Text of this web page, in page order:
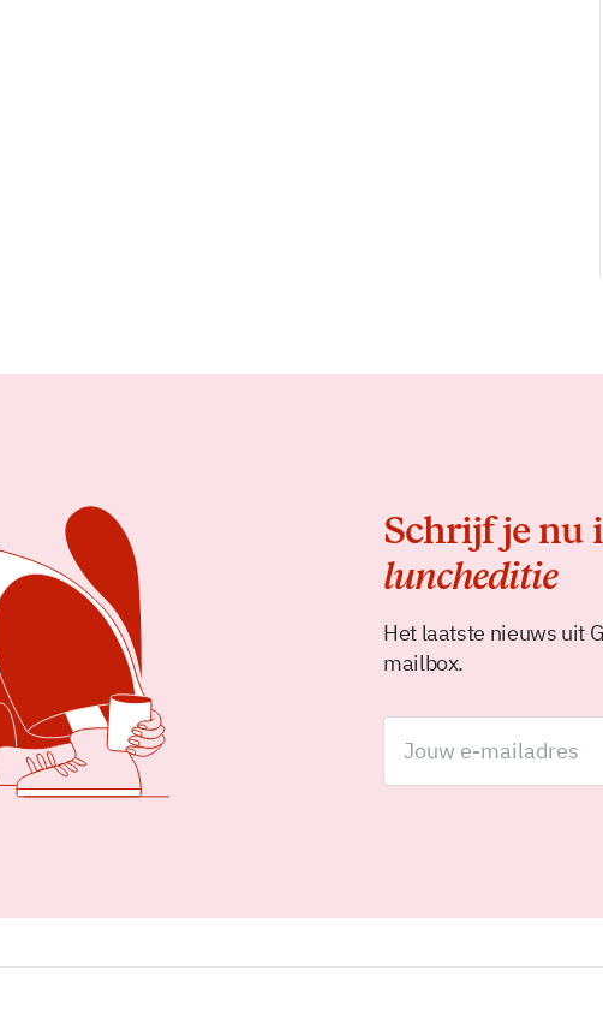
Schrijf je nu
luncheditie
Het laatste nieuws uit
mailbox.